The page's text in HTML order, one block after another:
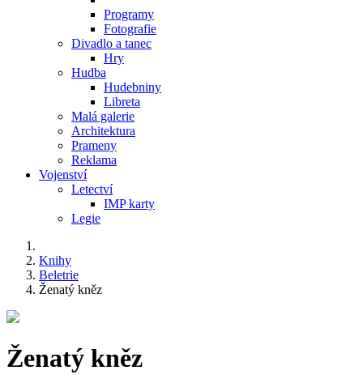
Programy
Fotografie
Divadlo a tanec
Hry
Hudba
Hudebniny
Libreta
Malá galerie
Architektura
Prameny
Reklama
Vojenství
Letectví
IMP karty
Legie
Knihy
Beletrie
Ženatý kněz
Ženatý kněz